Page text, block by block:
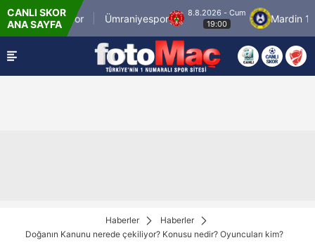
CANLI SKOR
ANA SAYFA
İstanbulspor Ümraniyespor
8.8.2026 - Cum
19:00
Mardin 1969
Haberler
Haberler
Doğanın Kanunu nerede çekiliyor? Konusu nedir? Oyuncuları kim?